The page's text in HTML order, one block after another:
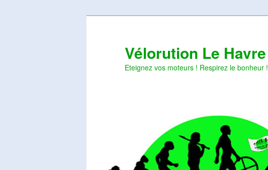
Vélorution Le Havre
Eteignez vos moteurs ! Respirez le bonheur !